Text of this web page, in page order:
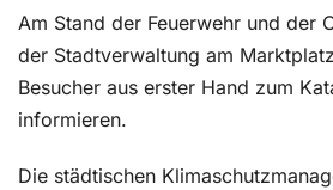
Am Stand der Feuerwehr und der
der Stadtverwaltung am
Besucher aus erster Hand zum
informieren.
Die städtischen